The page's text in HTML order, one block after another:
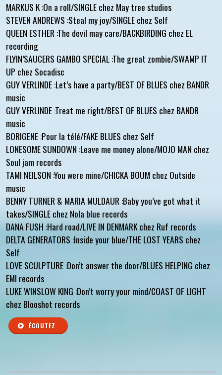
MARKUS K :On a roll/SINGLE chez May tree studios
STEVEN ANDREWS :Steal my joy/SINGLE chez Self
QUEEN ESTHER :The devil may care/BACKBIRDING chez EL
recording
FLYIN’SAUCERS GAMBO SPECIAL :The great zombie/SWAMP IT
UP chez Socadisc
GUY VERLINDE :Let’s have a party/BEST OF BLUES chez BANDR
music
GUY VERLINDE :Treat me right/BEST OF BLUES chez BANDR
music
BORIGENE :Pour la télé/FAKE BLUES chez Self
LONESOME SUNDOWN :Leave me money alone/MOJO MAN chez
Soul jam records
TAMI NEILSON :You were mine/CHICKA BOUM chez Outside
music
BENNY TURNER & MARIA MULDAUR :Baby you’ve got what it
takes/SINGLE chez Nola blue records
DANA FUSH :Hard road/LIVE IN DENMARK chez Ruf records
DELTA GENERATORS :Inside your blue/THE LOST YEARS chez
Self
LOVE SCULPTURE :Don’t answer the door/BLUES HELPING chez
EMI records
LUKE WINSLOW KING :Don’t worry your mind/COAST OF LIGHT
chez Blooshot records
ÉCOUTEZ